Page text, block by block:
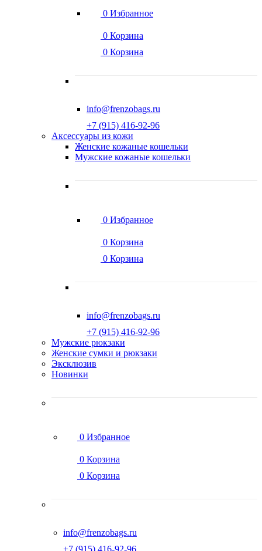
0 Избранное
0 Корзина
0 Корзина
info@frenzobags.ru
‭+7 (915) 416-92-96
Аксессуары из кожи
Женские кожаные кошельки
Мужские кожаные кошельки
0 Избранное
0 Корзина
0 Корзина
info@frenzobags.ru
‭+7 (915) 416-92-96
Мужские рюкзаки
Женские сумки и рюкзаки
Эксклюзив
Новинки
0 Избранное
0 Корзина
0 Корзина
info@frenzobags.ru
‭+7 (915) 416-92-96